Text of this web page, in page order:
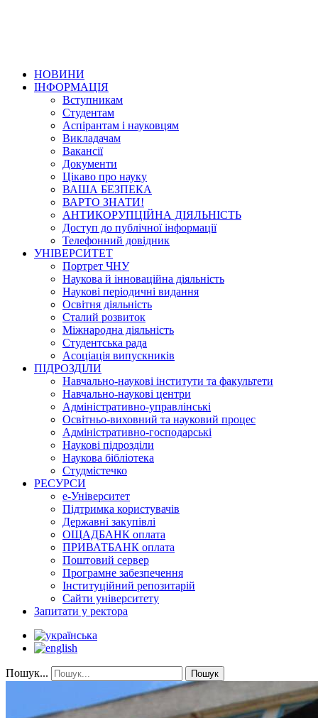
НОВИНИ
ІНФОРМАЦІЯ
Вступникам
Студентам
Аспірантам і науковцям
Викладачам
Вакансії
Документи
Цікаво про науку
ВАША БЕЗПЕКА
ВАРТО ЗНАТИ!
АНТИКОРУПЦІЙНА ДІЯЛЬНІСТЬ
Доступ до публічної інформації
Телефонний довідник
УНІВЕРСИТЕТ
Портрет ЧНУ
Наукова й інноваційна діяльність
Наукові періодичні видання
Освітня діяльність
Сталий розвиток
Міжнародна діяльність
Студентська рада
Асоціація випускників
ПІДРОЗДІЛИ
Навчально-наукові інститути та факультети
Навчально-наукові центри
Адміністративно-управлінські
Освітньо-виховний та науковий процес
Адміністративно-господарські
Наукові підрозділи
Наукова бібліотека
Студмістечко
РЕСУРСИ
е-Університет
Підтримка користувачів
Державні закупівлі
ОЩАДБАНК оплата
ПРИВАТБАНК оплата
Поштовий сервер
Програмне забезпечення
Інституційний репозитарій
Сайти університету
Запитати у ректора
Пошук... Пошук